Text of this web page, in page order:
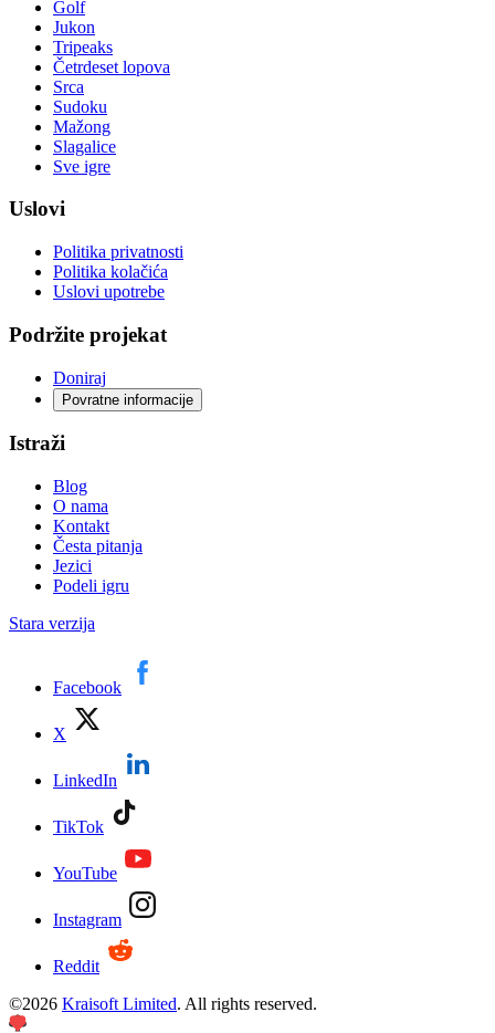
Golf
Jukon
Tripeaks
Četrdeset lopova
Srca
Sudoku
Mažong
Slagalice
Sve igre
Uslovi
Politika privatnosti
Politika kolačića
Uslovi upotrebe
Podržite projekat
Doniraj
Povratne informacije
Istraži
Blog
O nama
Kontakt
Česta pitanja
Jezici
Podeli igru
Stara verzija
Facebook
X
LinkedIn
TikTok
YouTube
Instagram
Reddit
©2026 Kraisoft Limited. All rights reserved.